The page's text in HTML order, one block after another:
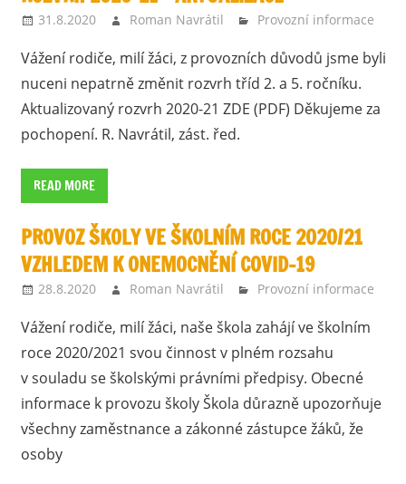
31.8.2020 Roman Navrátil Provozní informace
Vážení rodiče, milí žáci, z provozních důvodů jsme byli
nuceni nepatrně změnit rozvrh tříd 2. a 5. ročníku.
Aktualizovaný rozvrh 2020-21 ZDE (PDF) Děkujeme za
pochopení. R. Navrátil, zást. řed.
READ MORE
PROVOZ ŠKOLY VE ŠKOLNÍM ROCE 2020/21
VZHLEDEM K ONEMOCNĚNÍ COVID-19
28.8.2020 Roman Navrátil Provozní informace
Vážení rodiče, milí žáci, naše škola zahájí ve školním
roce 2020/2021 svou činnost v plném rozsahu
v souladu se školskými právními předpisy. Obecné
informace k provozu školy Škola důrazně upozorňuje
všechny zaměstnance a zákonné zástupce žáků, že
osoby